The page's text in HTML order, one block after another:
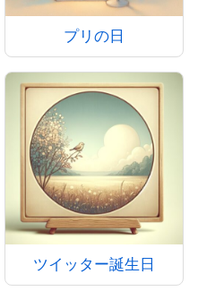
プリの日
ツイッター誕生日